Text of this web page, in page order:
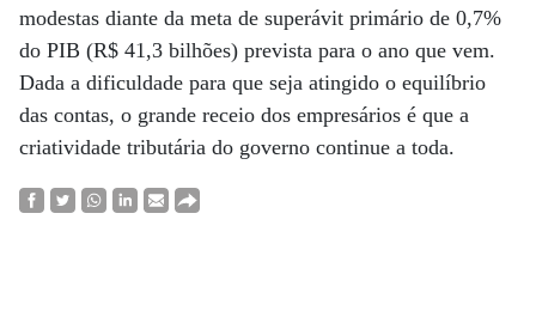
modestas diante da meta de superávit primário de 0,7%
do PIB (R$ 41,3 bilhões) prevista para o ano que vem.
Dada a dificuldade para que seja atingido o equilíbrio
das contas, o grande receio dos empresários é que a
criatividade tributária do governo continue a toda.